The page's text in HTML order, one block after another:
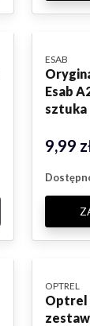
Esab
sztuka
ESAB
Cena
9,99
Optrel
OPTREL